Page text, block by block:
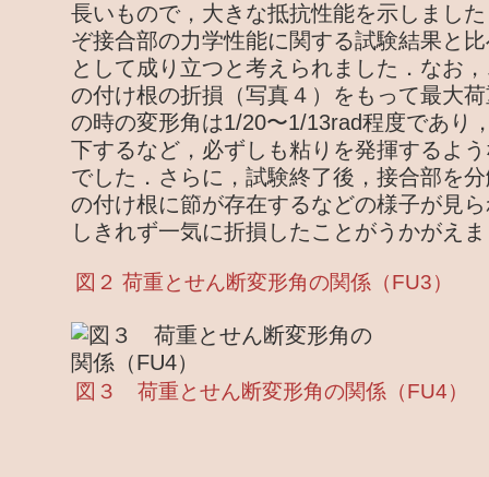
長いもので，大きな抵抗性能を示しまし
ぞ接合部の力学性能に関する試験結果と
として成り立つと考えられました．なお
の付け根の折損（写真４）をもって最大
の時の変形角は1/20〜1/13rad程度であり
下するなど，必ずしも粘りを発揮するよ
でした．さらに，試験終了後，接合部を
の付け根に節が存在するなどの様子が見
しきれず一気に折損したことがうかがえ
図２ 荷重とせん断変形角の関係（FU3）
図３ 荷重とせん断変形角の関係（FU4）